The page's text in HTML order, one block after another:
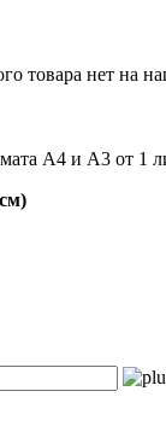
товара нет на
А4 и А3 от 1